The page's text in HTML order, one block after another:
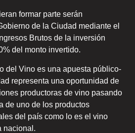
formar parte serán
de la Ciudad mediante el
Brutos de la inversión
del monto invertido.
del Vino es una apuesta público-
representa una oportunidad de
productoras de vino pasando
de uno de los productos
del país como lo es el vino
nacional.